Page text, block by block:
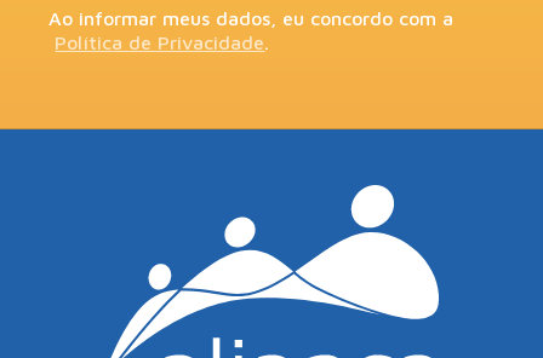
Ao informar meus dados, eu concordo com a
Política de Privacidade.